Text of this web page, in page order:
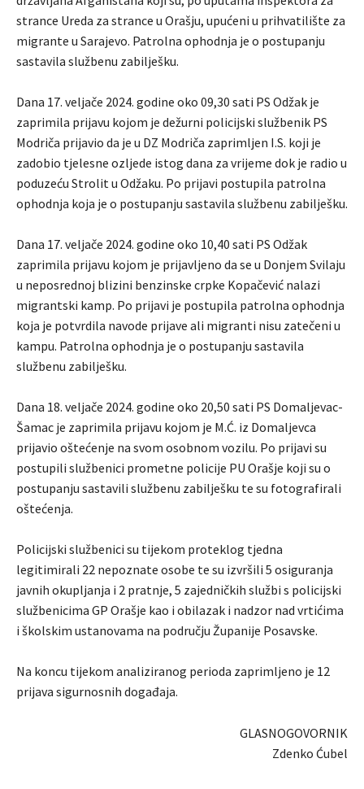
strance Ureda za strance u Orašju, upućeni u prihvatilište za
migrante u Sarajevo. Patrolna ophodnja je o postupanju
sastavila službenu zabilješku.
Dana 17. veljače 2024. godine oko 09,30 sati PS Odžak je
zaprimila prijavu kojom je dežurni policijski službenik PS
Modriča prijavio da je u DZ Modriča zaprimljen I.S. koji je
zadobio tjelesne ozljede istog dana za vrijeme dok je radio u
poduzeću Strolit u Odžaku. Po prijavi postupila patrolna
ophodnja koja je o postupanju sastavila službenu zabilješku.
Dana 17. veljače 2024. godine oko 10,40 sati PS Odžak
zaprimila prijavu kojom je prijavljeno da se u Donjem Svilaju
u neposrednoj blizini benzinske crpke Kopačević nalazi
migrantski kamp. Po prijavi je postupila patrolna ophodnja
koja je potvrdila navode prijave ali migranti nisu zatečeni u
kampu. Patrolna ophodnja je o postupanju sastavila
službenu zabilješku.
Dana 18. veljače 2024. godine oko 20,50 sati PS Domaljevac-
Šamac je zaprimila prijavu kojom je M.Ć. iz Domaljevca
prijavio oštećenje na svom osobnom vozilu. Po prijavi su
postupili službenici prometne policije PU Orašje koji su o
postupanju sastavili službenu zabilješku te su fotografirali
oštećenja.
Policijski službenici su tijekom proteklog tjedna
legitimirali 22 nepoznate osobe te su izvršili 5 osiguranja
javnih okupljanja i 2 pratnje, 5 zajedničkih službi s policijski
službenicima GP Orašje kao i obilazak i nadzor nad vrtićima
i školskim ustanovama na području Županije Posavske.
Na koncu tijekom analiziranog perioda zaprimljeno je 12
prijava sigurnosnih događaja.
GLASNOGOVORNIK
Zdenko Ćubel